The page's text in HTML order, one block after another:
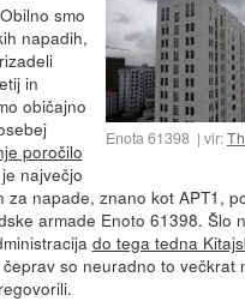
Enota 61398 vir:
smo
napadih,
in
običajno
poročilo
največjo
za napade, znano kot APT1,
armade Enoto 61398. Šlo
do tega tedna
so neuradno to večkrat